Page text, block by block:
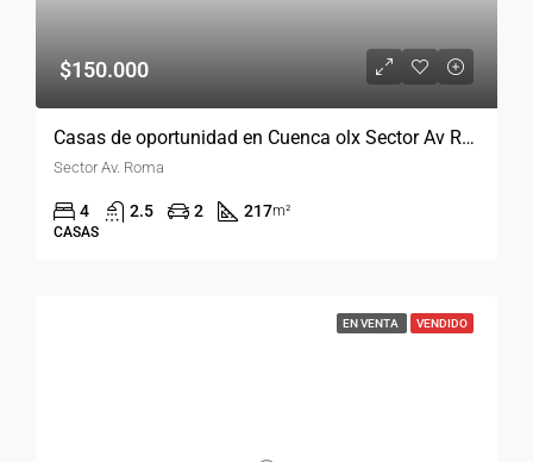
$150.000
Casas de oportunidad en Cuenca olx Sector Av Roma
Sector Av. Roma
4 2.5 2 217m²
CASAS
EN VENTA VENDIDO